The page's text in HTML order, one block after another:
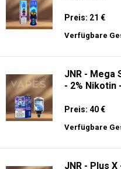
Preis: 21 €
Verfügbare
JNR - Mega
- 2% Nikotin
Preis: 40 €
Verfügbare
JNR - Plus